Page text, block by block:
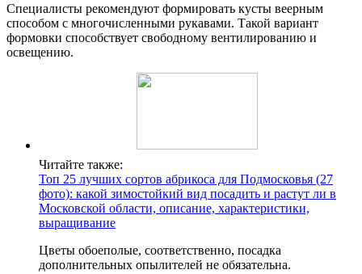
Специалисты рекомендуют формировать кусты веерным
способом с многочисленными рукавами. Такой вариант
формовки способствует свободному вентилированию и
освещению.
Читайте также:
Топ 25 лучших сортов абрикоса для Подмосковья (27
фото): какой зимостойкий вид посадить и растут ли в
Московской области, описание, характеристики,
выращивание
Цветы обоеполые, соответственно, посадка
дополнительных опылителей не обязательна.